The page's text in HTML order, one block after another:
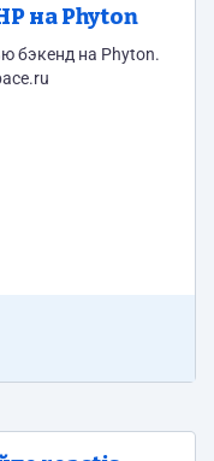
на Phyton
бэкенд на Phyton.